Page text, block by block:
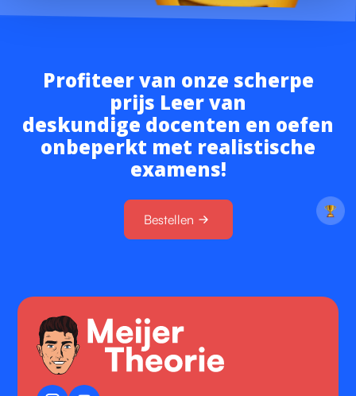
Profiteer van onze scherpe
prijs Leer van
deskundige docenten en oefen
onbeperkt met realistische
examens!
Bestellen